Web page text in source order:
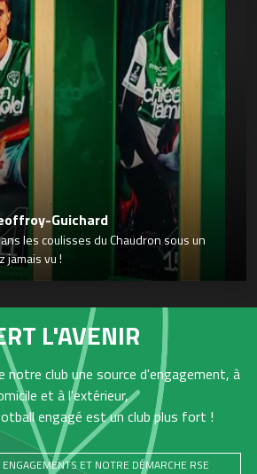
Guichard
les coulisses du Chaudron sous un
jamais vu !
L'AVENIR
notre club une source d'engagement, à
et à l'extérieur,
engagé est un club plus fort !
ET NOTRE DÉMARCHE RSE